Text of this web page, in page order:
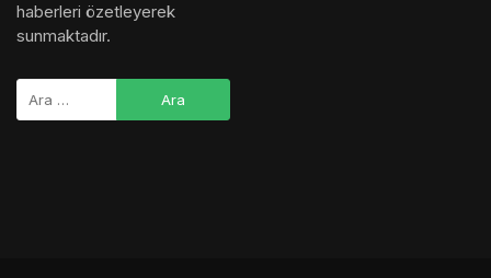
haberleri özetleyerek
sunmaktadır.